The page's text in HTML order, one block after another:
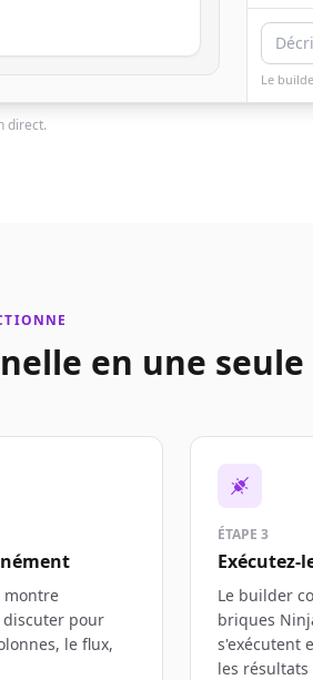
Le
direct.
en une
montre
discuter pour
le flux,
ÉTAPE 3
Exécutez-
Le builder
briques
s'exécutent
les